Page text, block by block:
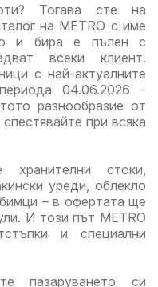
Тогава сте на
на METRO с име
и бира е пълен с
всеки клиент.
с най-актуалните
04.06.2026 -
разнообразие от
при всяка
стоки,
уреди, облекло
– в офертата ще
И този път METRO
и специални
пазаруването си